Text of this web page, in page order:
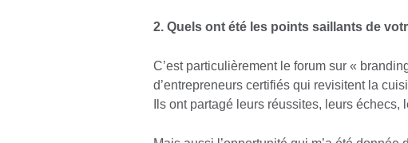
2. Quels ont été les points saillants de
C’est particulièrement le forum sur «
d’entrepreneurs certifiés qui revisitent la
Ils ont partagé leurs réussites, leurs échecs,